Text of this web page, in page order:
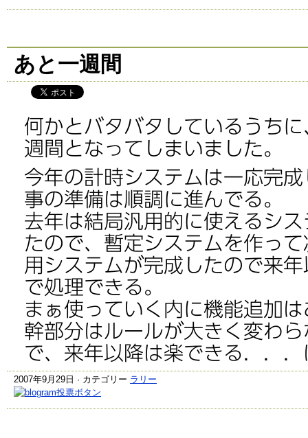
あと一週間
何かとバタバタしているうち
週間となってしまいました。
今年の計時システムは一応完
事の準備は順調に進んでる。
去年は結局汎用的に使えるシ
たので、暫定システムを作っ
用システムが完成したので来
で処理できる。
まぁ使っていく内に機能追加
幹部分はルールが大きく変わ
で、来年以降は楽できる．．．
2007年9月29日 · カテゴリー ラリー